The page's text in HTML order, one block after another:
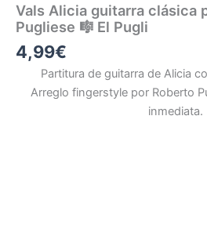
Vals Alicia guitarra clásica
Pugliese 🎼 El Pugli
4,99€
Partitura de guitarra de Alicia
Arreglo fingerstyle por Roberto
inmediata.